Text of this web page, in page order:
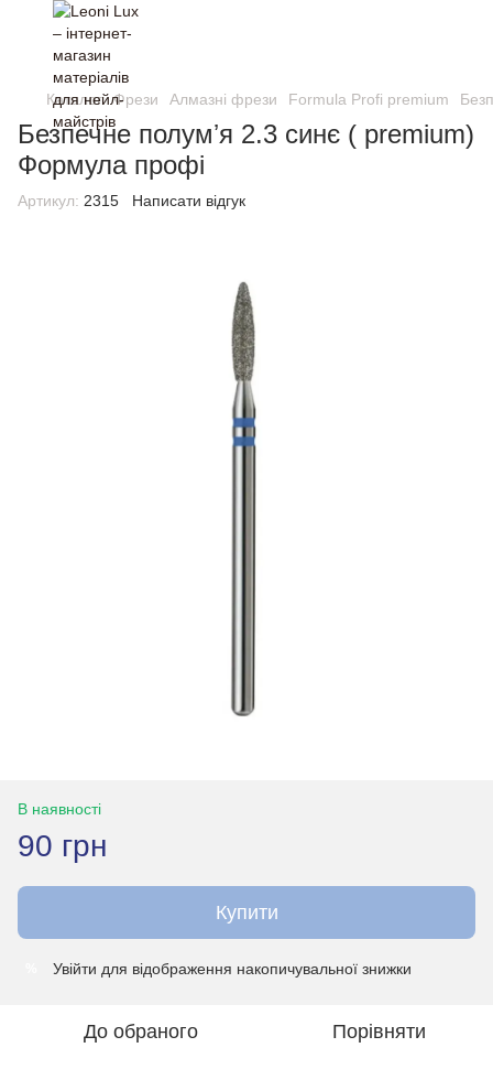
Каталог Фрези Алмазні фрези Formula Profi premium
Безпечне полумʼя 2.3 синє ( premium)
Формула профі
Артикул: 2315 Написати відгук
В наявності
90 грн
Купити
Увійти для відображення накопичувальної знижки
До обраного Порівняти